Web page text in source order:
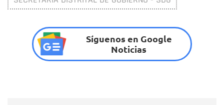
Síguenos en Google
Noticias